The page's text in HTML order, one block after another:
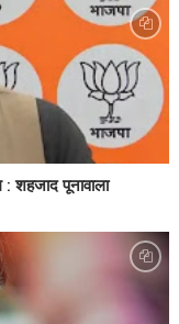
शहजाद पूनावाला